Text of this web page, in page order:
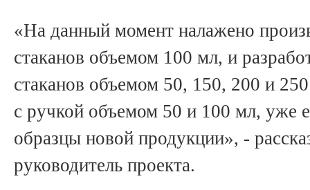
«На данный момент налажено
стаканов объемом 100 мл, и
стаканов объемом 50, 150, 200 и
с ручкой объемом 50 и 100 мл, уже
образцы новой продукции», -
руководитель проекта.